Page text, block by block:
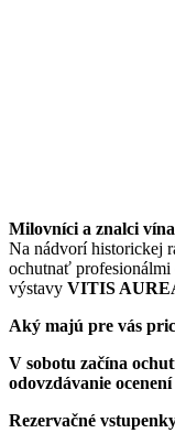
Milovníci a znalci
Na nádvorí historickej
ochutnať profesionálmi
výstavy VITIS
Aký majú pre vás
V sobotu začína
odovzdávanie
Rezervačné